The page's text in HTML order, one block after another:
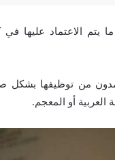
يتم الاعتماد عليها في
من توظيفها بشكل
أو المعجم.